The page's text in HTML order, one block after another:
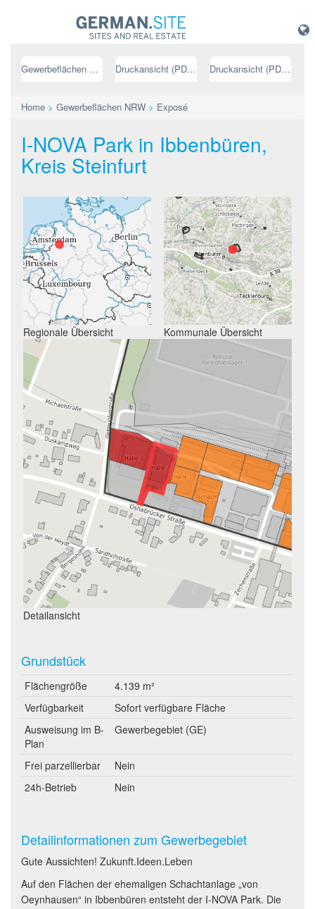
Gewerbeflächen NRW Druckansicht (PDF) // deutsch Druckansicht (PDF) // englisch
Home > Gewerbeflächen NRW > Exposé
I-NOVA Park in Ibbenbüren,
Kreis Steinfurt
Regionale Übersicht Kommunale Übersicht
Detailansicht
Grundstück
Flächengröße
4.139 m²
Verfügbarkeit
Sofort verfügbare Fläche
Ausweisung im B-
Plan
Gewerbegebiet (GE)
Frei parzellierbar
Nein
24h-Betrieb
Nein
Detailinformationen zum Gewerbegebiet
Gute Aussichten! Zukunft.Ideen.Leben
Auf den Flächen der ehemaligen Schachtanlage „von
Oeynhausen“ in Ibbenbüren entsteht der I-NOVA Park. Die